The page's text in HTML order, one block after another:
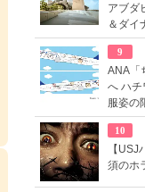
アブダ
＆ダイ
9
ANA「
へ ハチ
服姿の
10
【
須のホ